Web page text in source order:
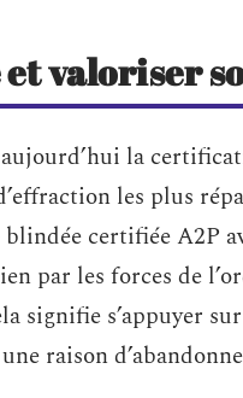
valoriser
la
les plus
certifiée A2P
par les forces de
signifie s’appuyer
raison